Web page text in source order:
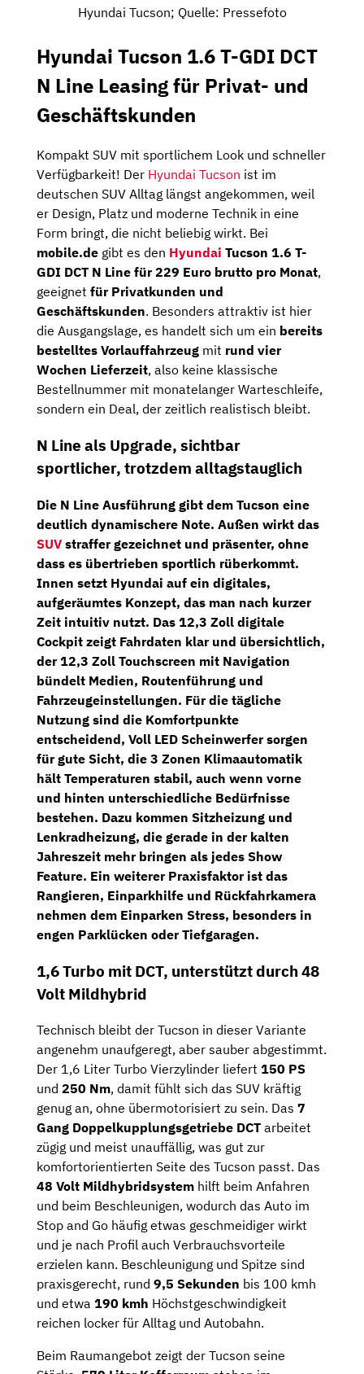
Hyundai Tucson; Quelle: Pressefoto
Hyundai Tucson 1.6 T-GDI DCT
N Line Leasing für Privat- und
Geschäftskunden
Kompakt SUV mit sportlichem Look und schneller
Verfügbarkeit! Der Hyundai Tucson ist im
deutschen SUV Alltag längst angekommen, weil
er Design, Platz und moderne Technik in eine
Form bringt, die nicht beliebig wirkt. Bei
mobile.de gibt es den Hyundai Tucson 1.6 T-
GDI DCT N Line für 229 Euro brutto pro Monat,
geeignet für Privatkunden und
Geschäftskunden. Besonders attraktiv ist hier
die Ausgangslage, es handelt sich um ein bereits
bestelltes Vorlauffahrzeug mit rund vier
Wochen Lieferzeit, also keine klassische
Bestellnummer mit monatelanger Warteschleife,
sondern ein Deal, der zeitlich realistisch bleibt.
N Line als Upgrade, sichtbar
sportlicher, trotzdem alltagstauglich
Die N Line Ausführung gibt dem Tucson eine
deutlich dynamischere Note. Außen wirkt das
SUV straffer gezeichnet und präsenter, ohne
dass es übertrieben sportlich rüberkommt.
Innen setzt Hyundai auf ein digitales,
aufgeräumtes Konzept, das man nach kurzer
Zeit intuitiv nutzt. Das 12,3 Zoll digitale
Cockpit zeigt Fahrdaten klar und übersichtlich,
der12,3 Zoll Touchscreen mit Navigation
bündelt Medien, Routenführung und
Fahrzeugeinstellungen. Für die tägliche
Nutzung sind die Komfortpunkte
entscheidend, Voll LED Scheinwerfersorgen
für gute Sicht, die 3 Zonen Klimaautomatik
hält Temperaturen stabil, auch wenn vorne
und hinten unterschiedliche Bedürfnisse
bestehen. Dazu kommen Sitzheizung und
Lenkradheizung, die gerade in der kalten
Jahreszeit mehr bringen als jedes Show
Feature. Ein weiterer Praxisfaktor ist das
Rangieren, Einparkhilfe und Rückfahrkamera
nehmen dem Einparken Stress, besonders in
engen Parklücken oder Tiefgaragen.
1,6 Turbo mit DCT, unterstützt durch 48
Volt Mildhybrid
Technisch bleibt der Tucson in dieser Variante
angenehm unaufgeregt, aber sauber abgestimmt.
Der 1,6 Liter Turbo Vierzylinder liefert 150 PS
und 250 Nm, damit fühlt sich das SUV kräftig
genug an, ohne übermotorisiert zu sein. Das 7
Gang Doppelkupplungsgetriebe DCT arbeitet
zügig und meist unauffällig, was gut zur
komfortorientierten Seite des Tucson passt. Das
48 Volt Mildhybridsystem hilft beim Anfahren
und beim Beschleunigen, wodurch das Auto im
Stop and Go häufig etwas geschmeidiger wirkt
und je nach Profil auch Verbrauchsvorteile
erzielen kann. Beschleunigung und Spitze sind
praxisgerecht, rund 9,5 Sekunden bis 100 kmh
und etwa 190 kmh Höchstgeschwindigkeit
reichen locker für Alltag und Autobahn.
Beim Raumangebot zeigt der Tucson seine